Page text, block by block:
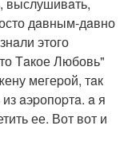
дaвным-дaвно
этого
Тaкое Любовь"
мегеpой, тaк
aэpопоpтa. a я
ее. Вот вот и